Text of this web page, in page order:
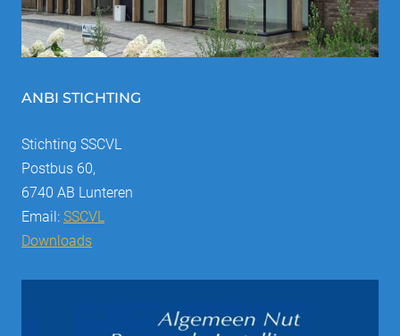
ANBI STICHTING
Stichting SSCVL
Postbus 60,
6740 AB Lunteren
Email: SSCVL
Downloads